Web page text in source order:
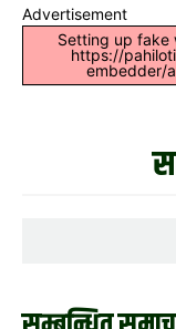
Advertisement
Setting up fake
https://
embedder/